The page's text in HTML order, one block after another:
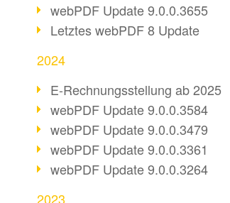
webPDF Update 9.0.0.3655
Letztes webPDF 8 Update
2024
E-Rechnungsstellung ab 2025
webPDF Update 9.0.0.3584
webPDF Update 9.0.0.3479
webPDF Update 9.0.0.3361
webPDF Update 9.0.0.3264
2023